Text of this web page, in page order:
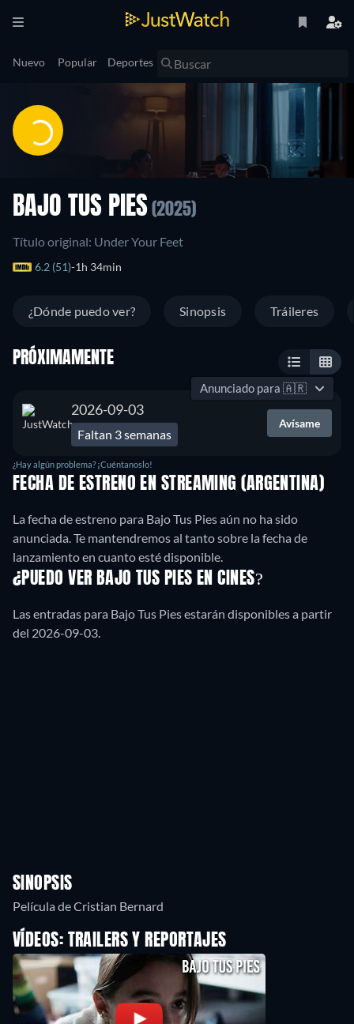
Nuevo Popular Deportes
BAJO TUS PIES (2025)
Título original: Under Your Feet
6.2 (51) 1h 34min
¿Dónde puedo ver? Sinopsis Tráileres
PRÓXIMAMENTE
Anunciado para 🇦🇷
2026-09-03
Faltan 3 semanas
Avísame
¿Hay algún problema? ¡Cuéntanoslo!
FECHA DE ESTRENO EN STREAMING (ARGENTINA)
La fecha de estreno para Bajo Tus Pies aún no ha sido
anunciada. Te mantendremos al tanto sobre la fecha de
lanzamiento en cuanto esté disponible.
¿PUEDO VER BAJO TUS PIES EN CINES?
Las entradas para Bajo Tus Pies estarán disponibles a partir
del 2026-09-03.
SINOPSIS
Película de Cristian Bernard
VÍDEOS: TRAILERS Y REPORTAJES